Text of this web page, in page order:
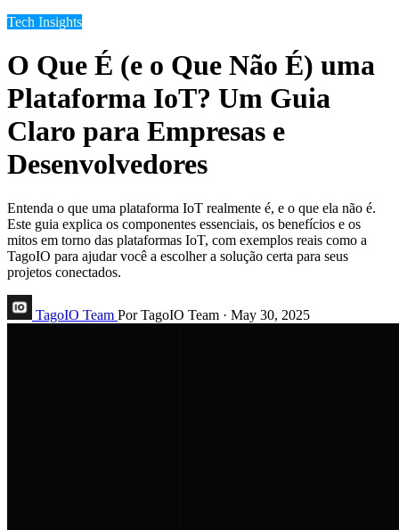
Tech Insights
O Que É (e o Que Não É) uma
Plataforma IoT? Um Guia
Claro para Empresas e
Desenvolvedores
Entenda o que uma plataforma IoT realmente é, e o que ela não é.
Este guia explica os componentes essenciais, os benefícios e os
mitos em torno das plataformas IoT, com exemplos reais como a
TagoIO para ajudar você a escolher a solução certa para seus
projetos conectados.
TagoIO Team Por TagoIO Team · May 30, 2025